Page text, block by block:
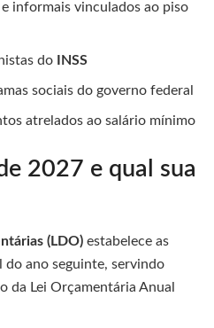
informais vinculados ao piso
do INSS
sociais do governo federal
atrelados ao salário mínimo
2027 e qual sua
(LDO) estabelece as
do ano seguinte, servindo
da Lei Orçamentária Anual